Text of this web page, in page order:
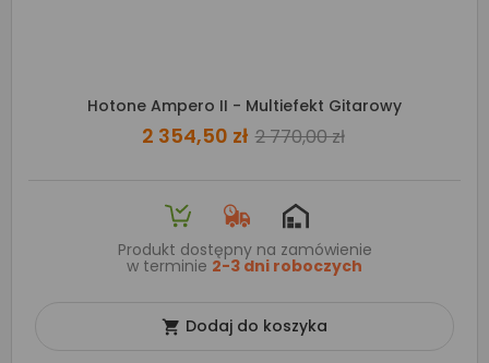
Hotone Ampero II - Multiefekt Gitarowy
2 354,50 zł 2 770,00 zł
Produkt dostępny na zamówienie
w terminie 2-3 dni roboczych
 Dodaj do koszyka